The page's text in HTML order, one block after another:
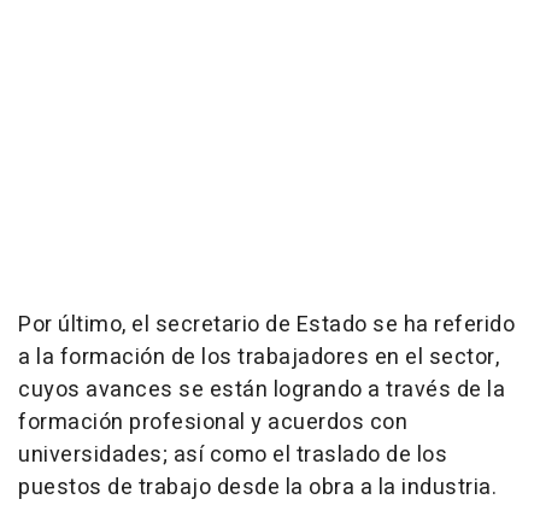
Por último, el secretario de Estado se ha referido
a la formación de los trabajadores en el sector,
cuyos avances se están logrando a través de la
formación profesional y acuerdos con
universidades; así como el traslado de los
puestos de trabajo desde la obra a la industria.